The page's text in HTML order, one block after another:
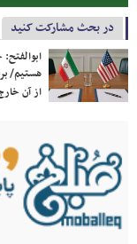
در بحث مشارکت کنید
هستیم/
از آن